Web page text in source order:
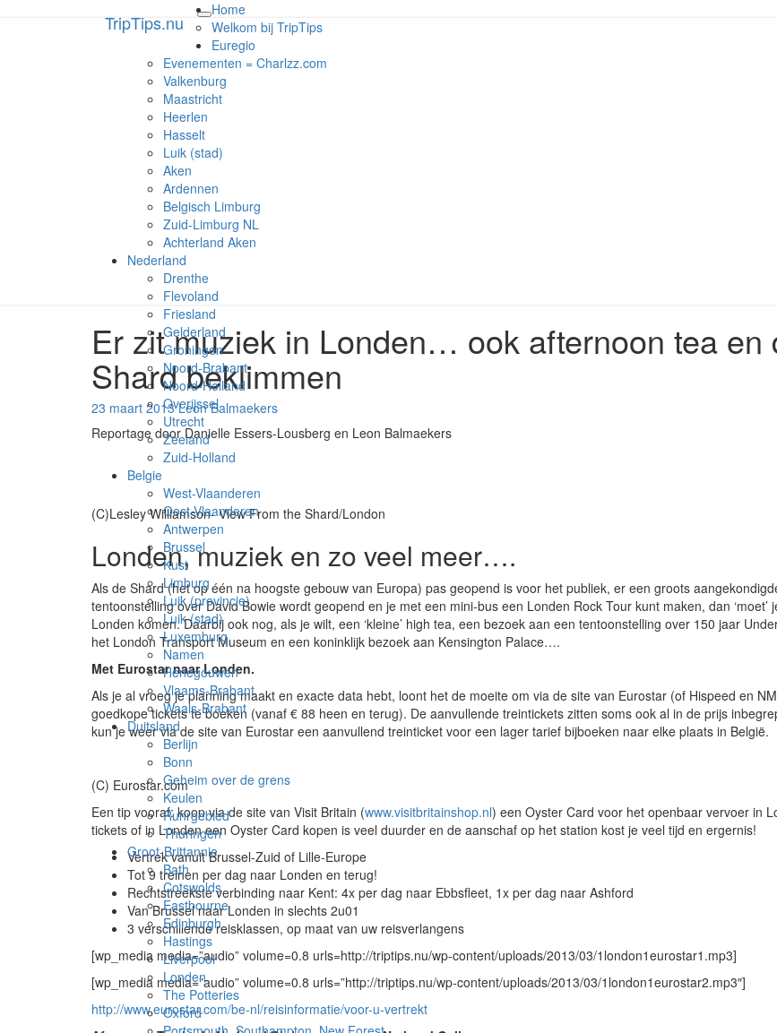
Toggle
navigation
TripTips.nu
Home
Welkom bij TripTips
Euregio
Evenementen = Charlzz.com
Valkenburg
Maastricht
Heerlen
Hasselt
Luik (stad)
Aken
Ardennen
Belgisch Limburg
Zuid-Limburg NL
Achterland Aken
Nederland
Drenthe
Flevoland
Friesland
Gelderland
Groningen
Noord-Brabant
Noord-Holland
Overijssel
Utrecht
Zeeland
Zuid-Holland
Belgie
West-Vlaanderen
Oost-Vlaanderen
Antwerpen
Brussel
Kust
Limburg
Luik (provincie)
Luik (stad)
Luxemburg
Namen
Henegouwen
Vlaams-Brabant
Waals-Brabant
Duitsland
Berlijn
Bonn
Geheim over de grens
Keulen
Ruhrgebied
Thuringen
Groot-Brittannie
Bath
Cotswolds
Eastbourne
Edinburgh
Hastings
Liverpool
Londen
The Potteries
Oxford
TripTips.nu
De leukste Tips voor de beste Trips
Er
zit
muziek
in
Londen…
afternoon
Shard
beklimmen
Er zit muziek in Londen… ook afternoon tea en
Shard beklimmen
23 maart 2013Leon Balmaekers
Reportage door Danielle Essers-Lousberg en Leon Balmaekers
(C)Lesley Williamson- View From the Shard/London
Londen, muziek en zo veel meer….
Als de Shard (het op één na hoogste gebouw van Europa) pas geopend is voor het publiek, er een groots
tentoonstelling over David Bowie wordt geopend en je met een mini-bus een Londen Rock Tour kunt maken, dan ‘moet’
Londen komen. Daarbij ook nog, als je wilt, een ‘kleine’ high tea, een bezoek aan een tentoonstelling over 150 jaar
het London Transport Museum en een koninklijk bezoek aan Kensington Palace….
Met Eurostar naar Londen.
Als je al vroeg je planning maakt en exacte data hebt, loont het de moeite om via de site van Eurostar (of Hispeed en
goedkope tickets te boeken (vanaf € 88 heen en terug). De aanvullende treintickets zitten soms ook al in de prijs
kun je weer via de site van Eurostar een aanvullend treinticket voor een lager tarief bijboeken naar elke plaats in België.
(C) Eurostar.com
Een tip vooraf: koop via de site van Visit Britain (www.visitbritainshop.nl) een Oyster Card voor het openbaar vervoer in
tickets of in Londen een Oyster Card kopen is veel duurder en de aanschaf op het station kost je veel tijd en ergernis!
Vertrek vanuit Brussel-Zuid of Lille-Europe
Tot 9 treinen per dag naar Londen en terug!
Rechtstreekste verbinding naar Kent: 4x per dag naar Ebbsfleet, 1x per dag naar Ashford
Van Brussel naar Londen in slechts 2u01
3 verschillende reisklassen, op maat van uw reisverlangens
[wp_media media=”audio” volume=0.8 urls=http://triptips.nu/wp-content/uploads/2013/03/1london1eurostar1.mp3]
[wp_media media=”audio” volume=0.8 urls=”http://triptips.nu/wp-content/uploads/2013/03/1london1eurostar2.mp3″]
http://www.eurostar.com/be-nl/reisinformatie/voor-u-vertrekt